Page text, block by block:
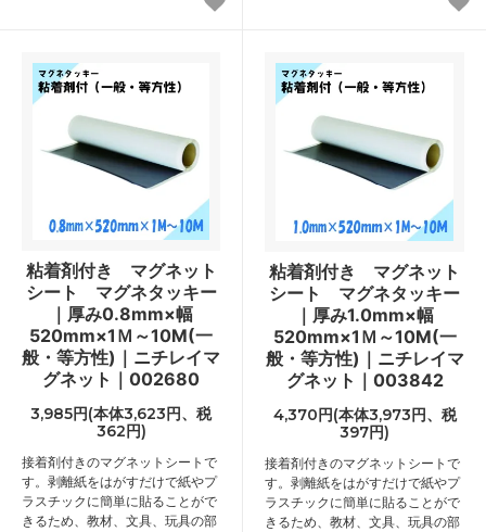
粘着剤付き マグネット
シート マグネタッキー
｜厚み0.8mm×幅
520mm×1Ｍ～10M(一
般・等方性)｜ニチレイマ
グネット｜002680
3,985円(本体3,623円、税
362円)
接着剤付きのマグネットシートで
す。剥離紙をはがすだけで紙やプ
ラスチックに簡単に貼ることがで
きるため、教材、文具、玩具の部
粘着剤付き マグネット
シート マグネタッキー
｜厚み1.0mm×幅
520mm×1Ｍ～10M(一
般・等方性)｜ニチレイマ
グネット｜003842
4,370円(本体3,973円、税
397円)
接着剤付きのマグネットシートで
す。剥離紙をはがすだけで紙やプ
ラスチックに簡単に貼ることがで
きるため、教材、文具、玩具の部